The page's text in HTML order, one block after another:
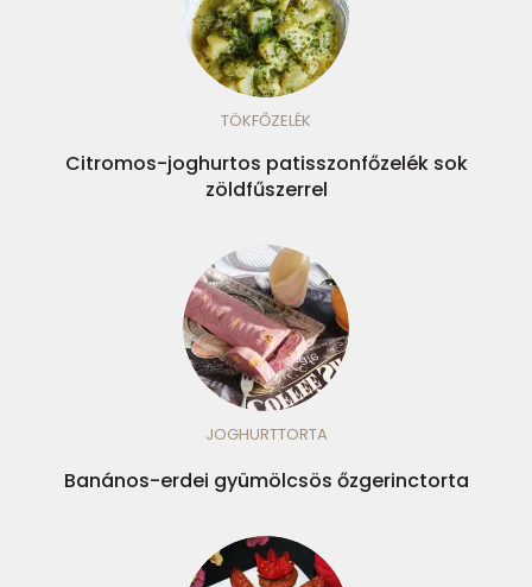
TÖKFŐZELÉK
Citromos-joghurtos patisszonfőzelék sok
zöldfűszerrel
JOGHURTTORTA
Banános-erdei gyümölcsös őzgerinctorta